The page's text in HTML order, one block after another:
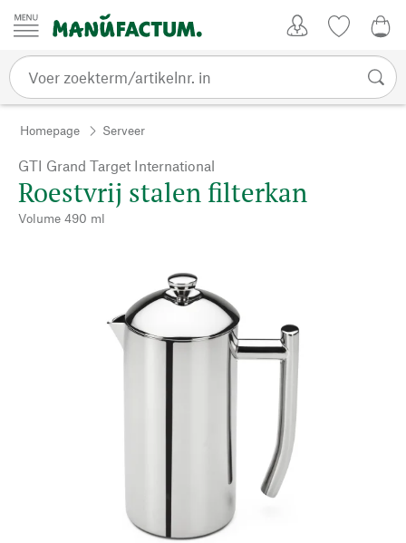
Passer au contenu
Homepage Serveer
GTI Grand Target International
Roestvrij stalen filterkan
Volume 490 ml